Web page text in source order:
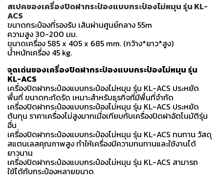
สเปคของเครื่องปิดฝากระป๋องแบบกระป๋องไม่หมุน รุ่น KL-
ACS
ขนาดกระป๋องที่รองรับ เส้นผ่านศูนย์กลาง 55m
ความสูง 30-200 มม.
ขนาดเครื่อง 585 x 405 x 685 mm. (กว้าง*ยาว*สูง)
น้ำหนักเครื่อง 45 kg.
จุดเด่นของเครื่องปิดฝากระป๋องแบบกระป๋องไม่หมุน รุ่น
KL-ACS
เครื่องปิดฝากระป๋องแบบกระป๋องไม่หมุน รุ่น KL-ACS ประหยัด
พื้นที่ ขนาดกะทัดรัด เหมาะสำหรับธุรกิจที่มีพื้นที่จำกัด
เครื่องปิดฝากระป๋องแบบกระป๋องไม่หมุน รุ่น KL-ACS ประหยัด
ต้นทุน ราคาเครื่องไม่สูงมากเมื่อเทียบกับเครื่องปิดฝาอัตโนมัติรุ่น
อื่น
เครื่องปิดฝากระป๋องแบบกระป๋องไม่หมุน รุ่น KL-ACS ทนทาน วัสดุ
สแตนเลสคุณภาพสูง ทำให้เครื่องมีความทนทานและใช้งานได้
ยาวนาน
เครื่องปิดฝากระป๋องแบบกระป๋องไม่หมุน รุ่น KL-ACS สามารถ
ใช้ได้กับกระป๋องหลายขนาด